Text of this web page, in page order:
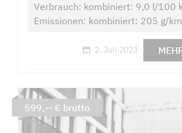
Verbrauch: kombiniert: 9,0 l/100
Emissionen: kombiniert: 205 g/km
2. Juli 2023
599,-- € brutto